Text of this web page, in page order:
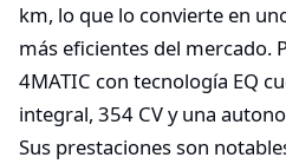
km, lo que lo convierte en
más eficientes del mercado.
4MATIC con tecnología EQ
integral, 354 CV y una
Sus prestaciones son